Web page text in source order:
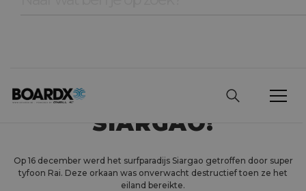
SURFPARADIJS
SIARGAO!
Op 16 december werd het surfparadijs Siargao getroffen door super
tyfoon Rai. Deze orkaan was onverwacht destructief toen ze het
eiland bereikte.